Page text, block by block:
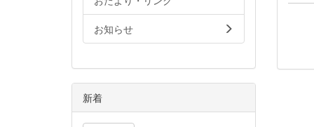
お知らせ
新着